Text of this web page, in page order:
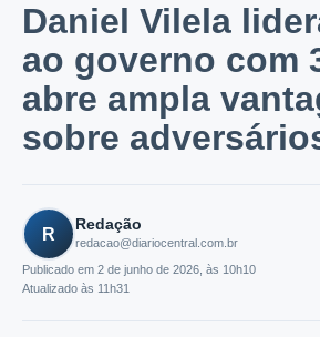
Daniel Vilela
ao governo com
abre ampla
sobre
R
Redação
redacao@diariocentral.com.br
Publicado em 2 de junho de 2026, às 10h10
Atualizado às 11h31